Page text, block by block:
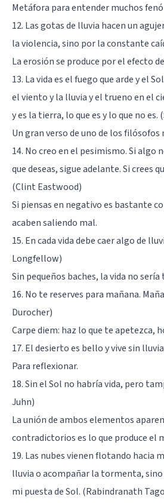
Metáfora para entender muchos
12. Las gotas de lluvia hacen un
la violencia, sino por la constante
La erosión se produce por el efecto
13. La vida es el fuego que arde y el
el viento y la lluvia y el trueno en el
y es la tierra, lo que es y lo que no es.
Un gran verso de uno de los filósofos
14. No creo en el pesimismo. Si algo
que deseas, sigue adelante. Si crees
(Clint Eastwood)
Si piensas en negativo es bastante
acaben saliendo mal.
15. En cada vida debe caer algo de
Longfellow)
Sin pequeños baches, la vida no
16. No te reserves para mañana.
Durocher)
Carpe diem: haz lo que te apetezca,
17. El desierto es bello y vive sin
Para reflexionar.
18. Sin el Sol no habría vida, pero
Juhn)
La unión de ambos elementos
contradictorios es lo que produce el
19. Las nubes vienen flotando hacia
lluvia o acompañar la tormenta,
mi puesta de Sol. (Rabindranath